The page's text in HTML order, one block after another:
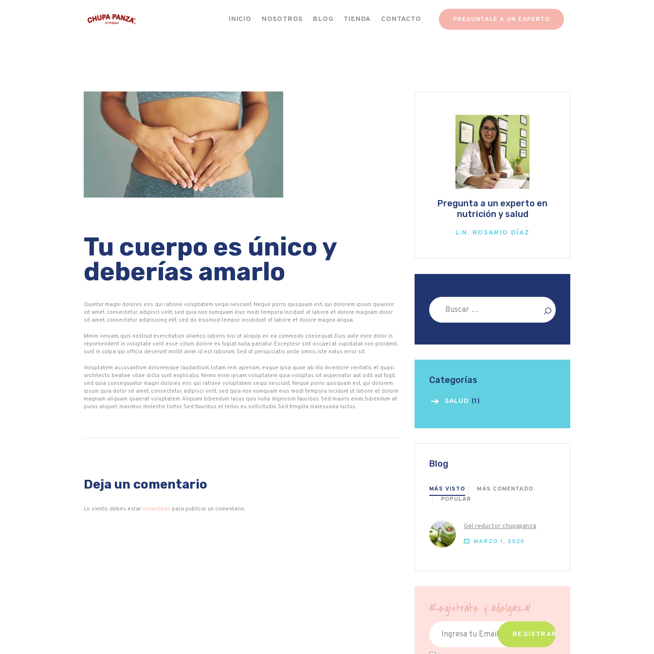
INICIO NOSOTROS BLOG TIENDA CONTACTO PREGUNTALE A UN EXPERTO
Tu cuerpo es único y
deberías amarlo
Quuntur magni dolores eos qui ratione voluptatem sequi nesciunt. Neque porro quisquam est, qui dolorem ipsum quiaolor
sit amet, consectetur, adipisci velit, sed quia non numquam eius modi tempora incidunt ut labore et dolore magnam dolor
sit amet, consectetur adipisicing elit, sed do eiusmod tempor incididunt ut labore et dolore magna aliqua.
Minim veniam, quis nostrud exercitation ullamco laboris nisi ut aliquip ex ea commodo consequat. Duis aute irure dolor in
reprehenderit in voluptate velit esse cillum dolore eu fugiat nulla pariatur. Excepteur sint occaecat cupidatat non proident,
sunt in culpa qui officia deserunt mollit anim id est laborum. Sed ut perspiciatis unde omnis iste natus error sit.
Voluptatem accusantium doloremque laudantium, totam rem aperiam, eaque ipsa quae ab illo inventore veritatis et quasi
architecto beatae vitae dicta sunt explicabo. Nemo enim ipsam voluptatem quia voluptas sit aspernatur aut odit aut fugit,
sed quia consequuntur magni dolores eos qui ratione voluptatem sequi nesciunt. Neque porro quisquam est, qui dolorem
ipsum quia dolor sit amet, consectetur, adipisci velit, sed quia non numquam eius modi tempora incidunt ut labore et dolore
magnam aliquam quaerat voluptatem. Aliquam bibendum lacus quis nulla dignissim faucibus. Sed mauris enim, bibendum at
purus aliquet, maximus molestie tortor. Sed faucibus et tellus eu sollicitudin. Sed fringilla malesuada luctus.
Deja un comentario
Lo siento, debes estar conectado para publicar un comentario.
Pregunta a un experto en
nutrición y salud
L.N. ROSARIO DÍAZ
Buscar:
Categorías
SALUD (1)
Blog
MÁS VISTO
MÁS COMENTADO
POPULAR
Gel reductor chupapanza
MARZO 1, 2020
¡Regístrate y adelgaza!